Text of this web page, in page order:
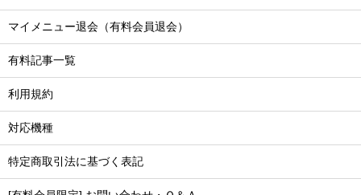
マイメニュー退会（有料会員退会）
有料記事一覧
利用規約
対応機種
特定商取引法に基づく表記